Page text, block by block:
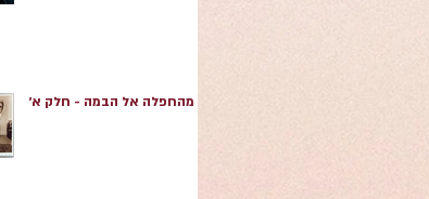
מהחפלה אל הבמה - חלק א׳